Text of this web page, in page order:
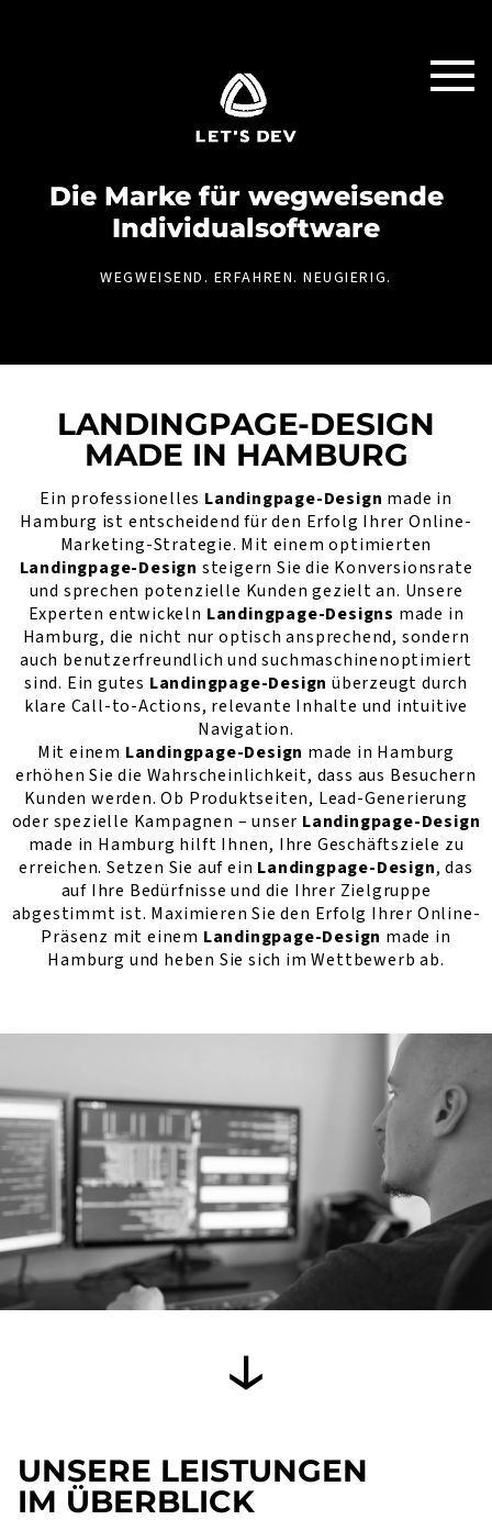
Die Marke für weg­weisende
Individual­software
WEGWEISEND. ERFAHREN. NEUGIERIG.
LANDINGPAGE-DESIGN
MADE IN HAMBURG
Ein professionelles Landingpage-Design made in
Hamburg ist entscheidend für den Erfolg Ihrer Online-
Marketing-Strategie. Mit einem optimierten
Landingpage-Design steigern Sie die Konversionsrate
und sprechen potenzielle Kunden gezielt an. Unsere
Experten entwickeln Landingpage-Designs made in
Hamburg, die nicht nur optisch ansprechend, sondern
auch benutzerfreundlich und suchmaschinenoptimiert
sind. Ein gutes Landingpage-Design überzeugt durch
klare Call-to-Actions, relevante Inhalte und intuitive
Navigation.
Mit einem Landingpage-Design made in Hamburg
erhöhen Sie die Wahrscheinlichkeit, dass aus Besuchern
Kunden werden. Ob Produktseiten, Lead-Generierung
oder spezielle Kampagnen – unser Landingpage-Design
made in Hamburg hilft Ihnen, Ihre Geschäftsziele zu
erreichen. Setzen Sie auf ein Landingpage-Design, das
auf Ihre Bedürfnisse und die Ihrer Zielgruppe
abgestimmt ist. Maximieren Sie den Erfolg Ihrer Online-
Präsenz mit einem Landingpage-Design made in
Hamburg und heben Sie sich im Wettbewerb ab.
UNSERE LEISTUNGEN
IM ÜBERBLICK